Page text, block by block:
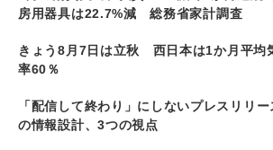
房用器具は22.7%減 総務省家計調査
きょう8月7日は立秋 西日本は1か月平均
率60％
「配信して終わり」にしないプレスリリ
の情報設計、3つの視点